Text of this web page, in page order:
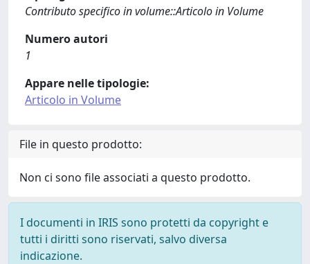
Contributo specifico in volume::Articolo in Volume
Numero autori
1
Appare nelle tipologie:
Articolo in Volume
File in questo prodotto:
Non ci sono file associati a questo prodotto.
I documenti in IRIS sono protetti da copyright e
tutti i diritti sono riservati, salvo diversa
indicazione.